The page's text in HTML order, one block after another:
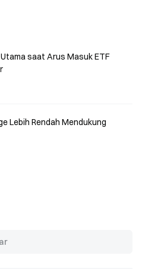
saat Arus Masuk ETF
Lebih Rendah Mendukung